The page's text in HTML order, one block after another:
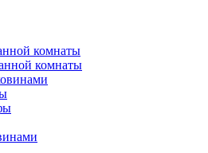
комнаты
комнаты